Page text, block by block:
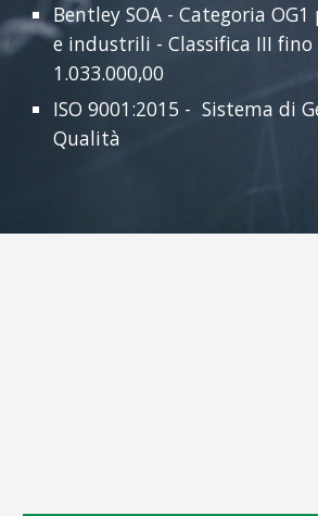
Bentley SOA - Categoria
e industrili - Classifica III fino
1.033.000,00
ISO 9001:2015 - Sistema di
Qualità